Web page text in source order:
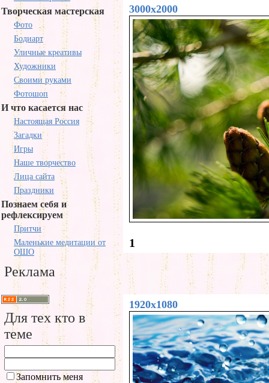
Творческая мастерская
Фото
Бодиарт
Уличные креативы
Художники
Своими руками
Фотошоп
И что касается нас
Настоящая Россия
Загадки
Игры
Наше творчество
Лица сайта
Праздники
Познаем себя и
рефлексируем
Притчи
Маленькие медитации от
ОШО
Реклама
Для тех кто в
теме
Запомнить меня
3000x2000
1
1920x1080